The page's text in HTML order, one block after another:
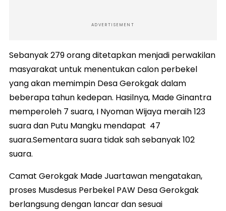
ADVERTISEMENT
Sebanyak 279 orang ditetapkan menjadi perwakilan
masyarakat untuk menentukan calon perbekel
yang akan memimpin Desa Gerokgak dalam
beberapa tahun kedepan. Hasilnya, Made Ginantra
memperoleh 7 suara, I Nyoman Wijaya meraih 123
suara dan Putu Mangku mendapat 47
suara.Sementara suara tidak sah sebanyak 102
suara.
Camat Gerokgak Made Juartawan mengatakan,
proses Musdesus Perbekel PAW Desa Gerokgak
berlangsung dengan lancar dan sesuai